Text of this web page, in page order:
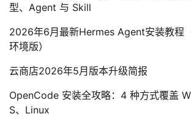
型、Agent 与 Skill
2026年6月最新Hermes Agent安装教程
环境版）
云商店2026年5月版本升级简报
OpenCode 安装全攻略：4 种方式覆盖
S、Linux